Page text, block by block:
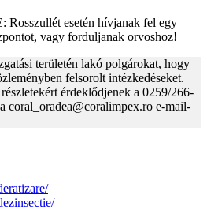
esetén hívjanak fel egy
vagy forduljanak orvoshoz!
területén lakó polgárokat, hogy
felsorolt intézkedéseket.
érdeklődjenek a 0259/266-
coral_oradea@coralimpex.ro e-mail-